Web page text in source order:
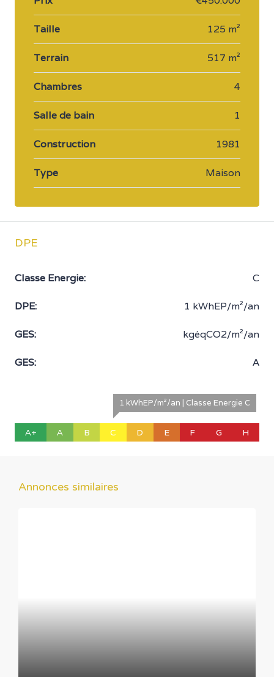
Taille 125 m²
Terrain 517 m²
Chambres 4
Salle de bain 1
Construction 1981
Type Maison
DPE
Classe Energie: C
DPE: 1 kWhEP/m²/an
GES: kgéqCO2/m²/an
GES: A
A+ A B
1 kWhEP/m²/an | Classe Energie C
C D E F G H
Annonces similaires